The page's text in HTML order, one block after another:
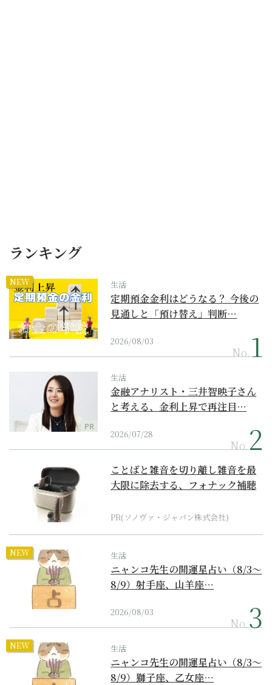
ランキング
NEW 生活
定期預金金利はどうなる？ 今後の
見通しと「預け替え」判断…
2026/08/03
No.
PR
生活
金融アナリスト・三井智映子さん
と考える、金利上昇で再注目…
2026/07/28
No.
ことばと雑音を切り離し雑音を最
大限に除去する、フォナック補聴
PR(ソノヴァ・ジャパン株式会社)
NEW 生活
ニャンコ先生の開運星占い（8/3～
8/9）射手座、山羊座…
2026/08/03
No.
NEW 生活
ニャンコ先生の開運星占い（8/3～
8/9）獅子座、乙女座…